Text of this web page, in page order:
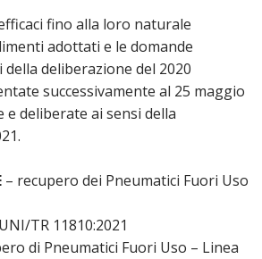
fino alla loro naturale
adottati e le domande
deliberazione del 2020
successivamente al 25 maggio
e deliberate ai sensi della
– recupero dei Pneumatici Fuori Uso
TR 11810:2021
di Pneumatici Fuori Uso – Linea